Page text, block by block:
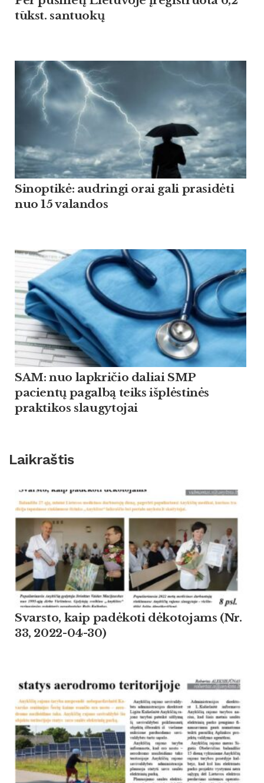
tūkst. santuokų
Sinoptikė: audringi orai gali prasidėti
nuo 15 valandos
SAM: nuo lapkričio daliai SMP
pacientų pagalbą teiks išplėstinės
praktikos slaugytojai
Laikraštis
Svarsto, kaip padėkoti dėkotojams (Nr.
33, 2022-04-30)